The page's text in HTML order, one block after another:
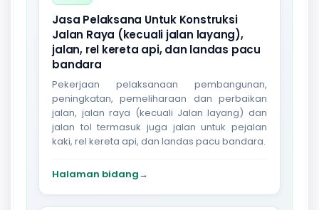
Jasa Pelaksana Untuk Konstruksi
Jalan Raya (kecuali jalan layang),
jalan, rel kereta api, dan landas pacu
bandara
Pekerjaan pelaksanaan pembangunan,
peningkatan, pemeliharaan dan perbaikan
jalan, jalan raya (kecuali Jalan layang) dan
jalan tol termasuk juga jalan untuk pejalan
kaki, rel kereta api, dan landas pacu bandara.
Halaman bidang→